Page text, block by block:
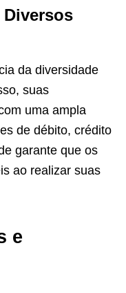
da diversidade
suas
uma ampla
de débito, crédito
garante que os
ao realizar suas
e